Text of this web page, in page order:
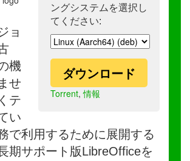
ングシステムを選択し
てください:
ダウンロード
Torrent,情報
ョ
機
せ
テ
い
で利用するために展開する
期サポート版LibreOfficeを